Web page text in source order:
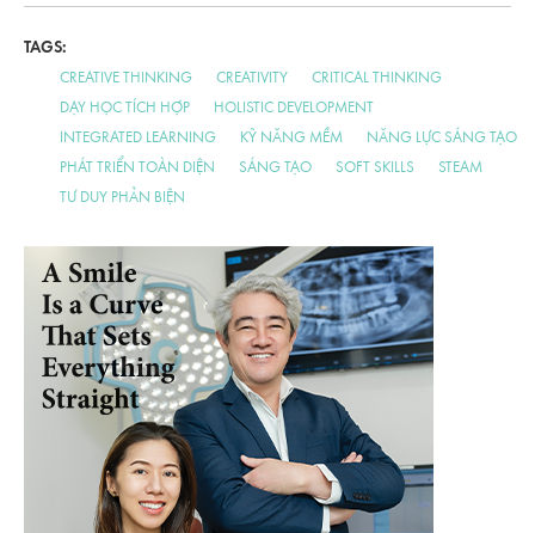
TAGS:
CREATIVE THINKING CREATIVITY
CRITICAL THINKING
DẠY HỌC TÍCH HỢP
HOLISTIC DEVELOPMENT
INTEGRATED LEARNING
KỸ NĂNG MỀM
NĂNG LỰC SÁNG TẠO
PHÁT TRIỂN TOÀN DIỆN
SÁNG TẠO SOFT SKILLS
STEAM
TƯ DUY PHẢN BIỆN